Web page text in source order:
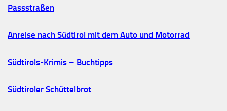
Passstraßen
Anreise nach Südtirol mit dem Auto und Motorrad
Südtirols-Krimis – Buchtipps
Südtiroler Schüttelbrot